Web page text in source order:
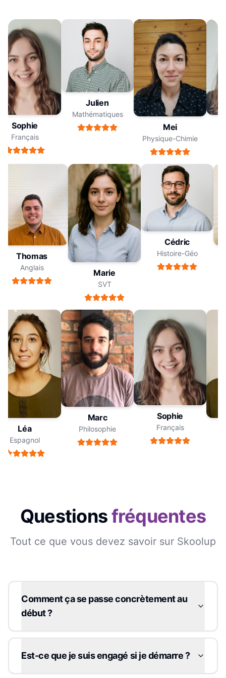
Sophie
Français
Julien
Mathématiques
Mei
Physique-Chimie
Thomas
Anglais
Marie
SVT
Cédric
Histoire-Géo
Léa
Espagnol
Marc
Philosophie
Sophie
Français
Questionsfréquentes
Tout ce que vous devez savoir sur Skoolup
Comment ça se passe concrètement au
début ?
Est-ce que je suis engagé si je démarre ?